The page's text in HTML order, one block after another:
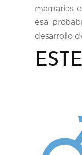
mamarios
esa
desarrollo